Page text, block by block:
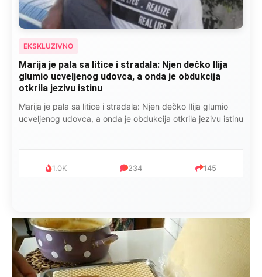
EKSKLUZIVNO
Marija je pala sa litice i stradala: Njen dečko Ilija
glumio ucveljenog udovca, a onda je obdukcija
otkrila jezivu istinu
Marija je pala sa litice i stradala: Njen dečko Ilija glumio
ucveljenog udovca, a onda je obdukcija otkrila jezivu istinu
1.0K 234 145